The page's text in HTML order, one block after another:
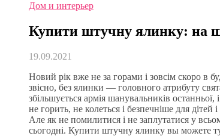
Дом и интерьер
Купити штучну ялинку: на
19.09.2021
Новий рік вже не за горами і зовсім скоро в
звісно, ​​без ялинки — головного атрибуту
збільшується армія шанувальників
не горить, не колеться і безпечніше для дітей
Але як не помилитися і не заплутатися у
сьогодні. Купити штучну ялинку вы можете